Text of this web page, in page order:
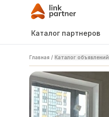
Каталог партнеров
Главная / Каталог объявлений